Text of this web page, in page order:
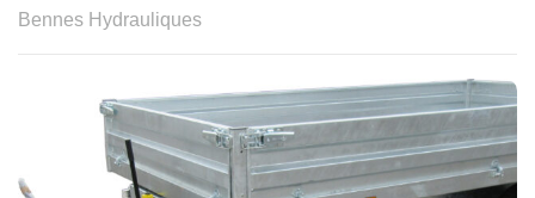
Bennes Hydrauliques